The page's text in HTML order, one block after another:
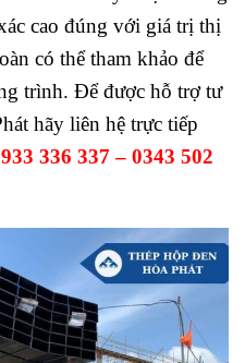
cao đúng với giá trị thị
có thể tham khảo để
trình. Để được hỗ trợ tư
hãy liên hệ trực tiếp
336 337 – 0343 502